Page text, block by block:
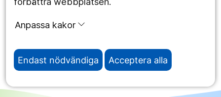
Anpassa kakor
Endast nödvändiga Acceptera alla